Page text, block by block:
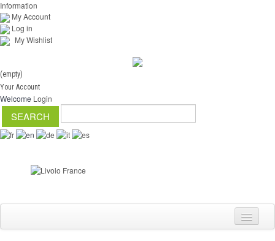
Information
My Account
Log in
My Wishlist
(empty)
Your Account
Welcome Login